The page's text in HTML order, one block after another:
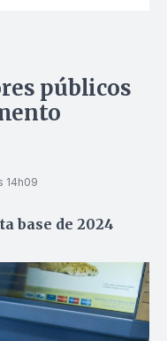
públicos
14h09
base de 2024